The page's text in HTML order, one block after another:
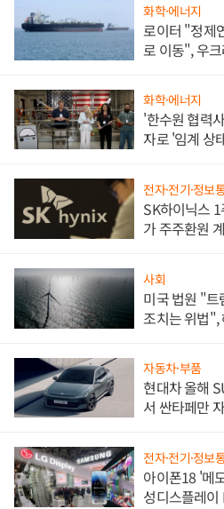
화학·에너지
로이터 "정제
로 이동", 우
화학·에너지
'한수원 협력
자로 '임계 상
전자·전기·정보
SK하이닉스
가 주주환원
사회
미국 법원 "트
조치는 위법",
자동차·부품
현대차 올해
서 싼타페만
전자·전기·정보
아이폰18 '메
성디스플레이